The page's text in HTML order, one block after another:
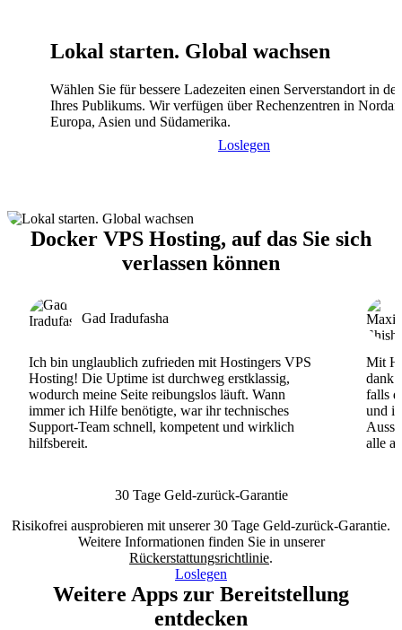
Lokal starten. Global wachsen
Wählen Sie für bessere Ladezeiten einen Serverstandort in
Ihres Publikums. Wir verfügen über Rechenzentren in
Europa, Asien und Südamerika.
Loslegen
Docker VPS Hosting, auf das Sie sich
verlassen können
Gad Iradufasha
Ich bin unglaublich zufrieden mit Hostingers VPS
Hosting! Die Uptime ist durchweg erstklassig,
wodurch meine Seite reibungslos läuft. Wann
immer ich Hilfe benötigte, war ihr technisches
Support-Team schnell, kompetent und wirklich
hilfsbereit.
Mit
dank
falls
und
alle
30 Tage Geld-zurück-Garantie
Risikofrei ausprobieren mit unserer 30 Tage Geld-zurück-Garantie.
Weitere Informationen finden Sie in unserer
Rückerstattungsrichtlinie.
Loslegen
Weitere Apps zur Bereitstellung
entdecken